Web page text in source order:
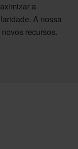
a
A nossa
recursos.